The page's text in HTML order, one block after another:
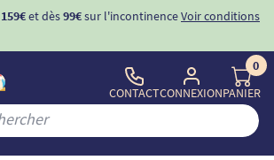
"BIENVENUE" pourla 1ère commande
CONTACTCONNEXION
0
PANIER